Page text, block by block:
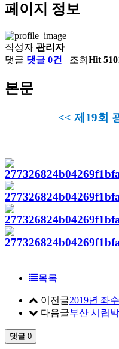
페이지 정보
작성자 관리자
댓글 댓글 0건 조회 Hit 510
본문
<< 제19회
목록
이전글2019년 좌
다음글부산 시립
댓글 0